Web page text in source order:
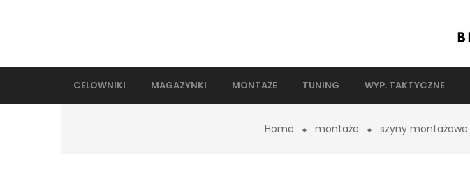
CELOWNIKI MAGAZYNKI MONTAŻE TUNING WYP. TAKTYCZNE
Home montaże szyny montażowe